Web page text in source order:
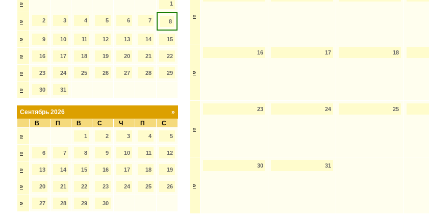
» 1
» 2 3 4 5 6 7 8
» 9 10 11 12 13 14 15
» 16 17 18 19 20 21 22
» 23 24 25 26 27 28 29
» 30 31
»
Сентябрь 2026
В
П В С Ч П С
» 1 2 3 4 5
» 6 7 8 9 10 11 12
» 13 14 15 16 17 18 19
» 20 21 22 23 24 25 26
» 27 28 29 30
»
»
16 17 18
»
23 24 25
»
30 31